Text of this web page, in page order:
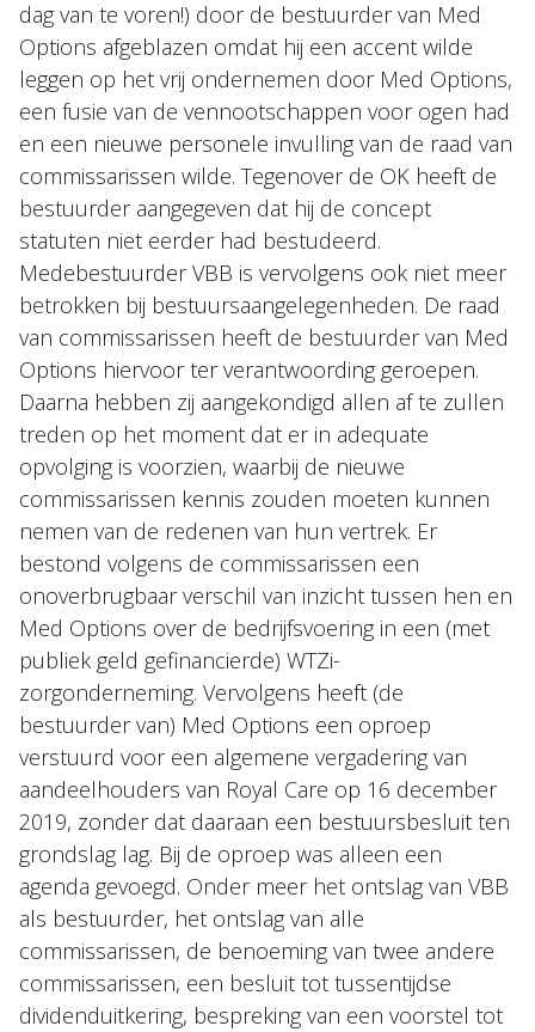
dag van te voren!) door de bestuurder van Med
Options afgeblazen omdat hij een accent wilde
leggen op het vrij ondernemen door Med Options,
een fusie van de vennootschappen voor ogen had
en een nieuwe personele invulling van de raad van
commissarissen wilde. Tegenover de OK heeft de
bestuurder aangegeven dat hij de concept
statuten niet eerder had bestudeerd.
Medebestuurder VBB is vervolgens ook niet meer
betrokken bij bestuursaangelegenheden. De raad
van commissarissen heeft de bestuurder van Med
Options hiervoor ter verantwoording geroepen.
Daarna hebben zij aangekondigd allen af te zullen
treden op het moment dat er in adequate
opvolging is voorzien, waarbij de nieuwe
commissarissen kennis zouden moeten kunnen
nemen van de redenen van hun vertrek. Er
bestond volgens de commissarissen een
onoverbrugbaar verschil van inzicht tussen hen en
Med Options over de bedrijfsvoering in een (met
publiek geld gefinancierde) WTZi-
zorgonderneming. Vervolgens heeft (de
bestuurder van) Med Options een oproep
verstuurd voor een algemene vergadering van
aandeelhouders van Royal Care op 16 december
2019, zonder dat daaraan een bestuursbesluit ten
grondslag lag. Bij de oproep was alleen een
agenda gevoegd. Onder meer het ontslag van VBB
als bestuurder, het ontslag van alle
commissarissen, de benoeming van twee andere
commissarissen, een besluit tot tussentijdse
dividenduitkering, bespreking van een voorstel tot